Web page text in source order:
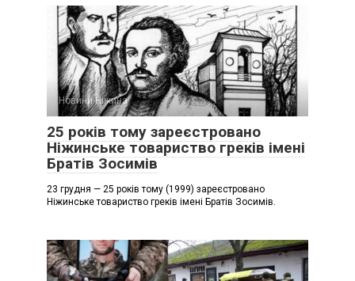
Новини Ніжина
25 років тому зареєстровано
Ніжинське товариство греків імені
Братів Зосимів
23 грудня — 25 років тому (1999) зареєстровано
Ніжинське товариство греків імені Братів Зосимів.